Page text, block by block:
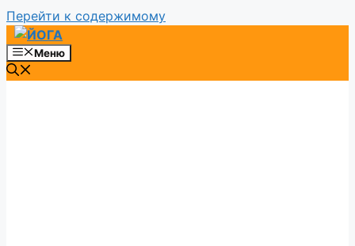
Перейти к содержимому
Меню